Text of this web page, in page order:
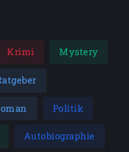
Krimi Mystery
Politik
Autobiographie